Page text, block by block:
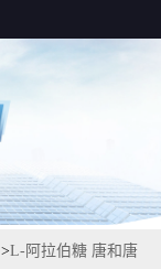
>L-阿拉伯糖 唐和唐